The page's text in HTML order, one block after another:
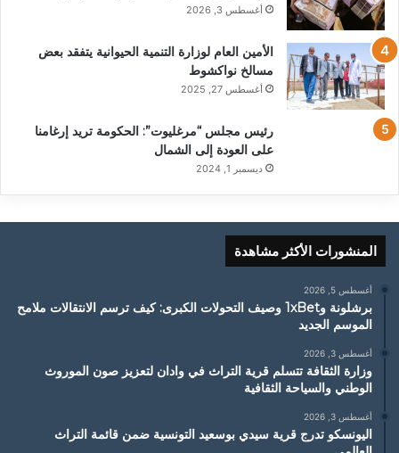
أغسطس 3, 2026
الأمين العام لوزارة التنمية الحيوانية يتفقد بعض
مسالخ نواكشوط
أغسطس 27, 2025
رئيس مجلس “مرغليوت”: الحكومة تريد إرغامنا
على العودة إلى الشمال
ديسمبر 1, 2024
المنشورات الأكثر مشاهدة
أغسطس 5, 2026
برشلونة و1xBet وصيف التحولات الكبرى: كيف ترسم الانتقالات ملامح
الموسم الجديد
أغسطس 3, 2026
وزارة الثقافة تتسلم قرية التراث في وادان لتعزيز صون الموروث
الوطني والسياحة الثقافية
أغسطس 3, 2026
اليونسكو تدرج قرية سيدي بوسعيد التونسية ضمن قائمة التراث